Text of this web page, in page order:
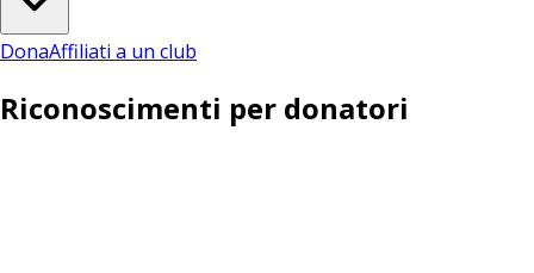
DonaAffiliati a un club
Riconoscimenti per donatori